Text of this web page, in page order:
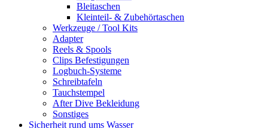
Bleitaschen
Kleinteil- & Zubehörtaschen
Werkzeuge / Tool Kits
Adapter
Reels & Spools
Clips Befestigungen
Logbuch-Systeme
Schreibtafeln
Tauchstempel
After Dive Bekleidung
Sonstiges
Sicherheit rund ums Wasser